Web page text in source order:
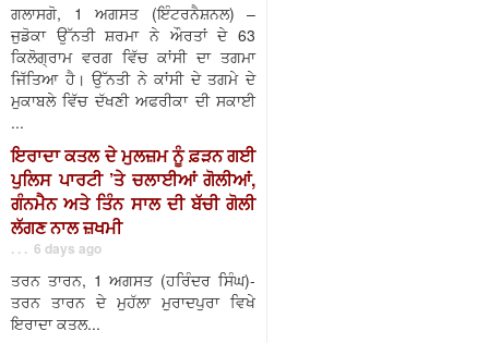
ਗਲਾਸਗੋ, 1 ਅਗਸਤ (ਇੰਟਰਨੈਸ਼ਨਲ) –
ਜੁਡੋਕਾ ਉੱਨਤੀ ਸ਼ਰਮਾ ਨੇ ਔਰਤਾਂ ਦੇ 63
ਕਿਲੋਗ੍ਰਾਮ ਵਰਗ ਵਿੱਚ ਕਾਂਸੀ ਦਾ ਤਗਮਾ
ਜਿੱਤਿਆ ਹੈ। ਉੱਨਤੀ ਨੇ ਕਾਂਸੀ ਦੇ ਤਗਮੇ ਦੇ
ਮੁਕਾਬਲੇ ਵਿੱਚ ਦੱਖਣੀ ਅਫਰੀਕਾ ਦੀ ਸਕਾਈ
...
ਇਰਾਦਾ ਕਤਲ ਦੇ ਮੁਲਜ਼ਮ ਨੂੰ ਫ਼ੜਨ ਗਈ
ਪੁਲਿਸ ਪਾਰਟੀ ’ਤੇ ਚਲਾਈਆਂ ਗੋਲੀਆਂ,
ਗੰਨਮੈਨ ਅਤੇ ਤਿੰਨ ਸਾਲ ਦੀ ਬੱਚੀ ਗੋਲੀ
ਲੱਗਣ ਨਾਲ ਜ਼ਖਮੀ
. . . 6 days ago
ਤਰਨ ਤਾਰਨ, 1 ਅਗਸਤ (ਹਰਿੰਦਰ ਸਿੰਘ)-
ਤਰਨ ਤਾਰਨ ਦੇ ਮੁਹੱਲਾ ਮੁਰਾਦਪੁਰਾ ਵਿਖੇ
ਇਰਾਦਾ ਕਤਲ...